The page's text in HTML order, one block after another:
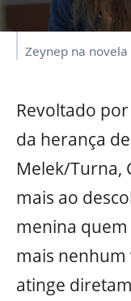
Zeynep na
Revoltado
da herança
Melek/Turna,
mais ao
menina
mais nenhum
atinge